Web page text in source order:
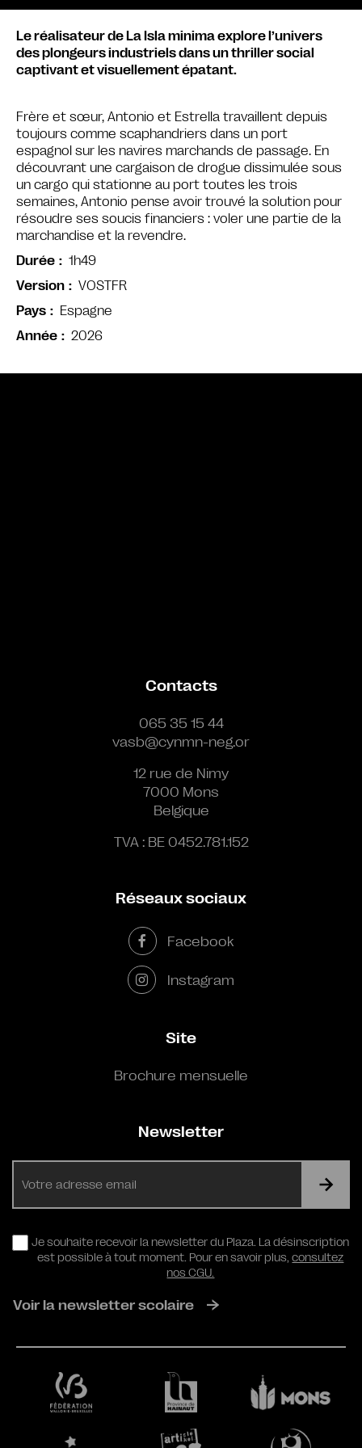
Le réalisateur de La Isla minima explore l’univers
des plongeurs industriels dans un thriller social
captivant et visuellement épatant.
Frère et sœur, Antonio et Estrella travaillent depuis
toujours comme scaphandriers dans un port
espagnol sur les navires marchands de passage. En
découvrant une cargaison de drogue dissimulée sous
un cargo qui stationne au port toutes les trois
semaines, Antonio pense avoir trouvé la solution pour
résoudre ses soucis financiers : voler une partie de la
marchandise et la revendre.
Durée
1h49
Version
VOSTFR
Pays
Espagne
Année
2026
Contacts
065 35 15 44
vasb@cynmn-neg.or
12 rue de Nimy
7000 Mons
Belgique
TVA : BE 0452.781.152
Réseaux sociaux
Facebook
Instagram
Site
Brochure mensuelle
Newsletter
RGPD
Je souhaite recevoir la newsletter du Plaza. La désinscription
est possible à tout moment. Pour en savoir plus,consultez
nos CGU.
Voir la newsletter scolaire